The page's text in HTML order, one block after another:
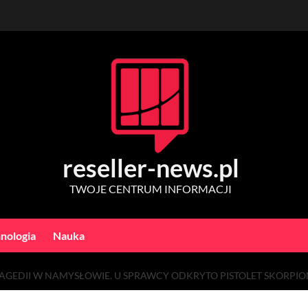
reseller-news.pl
TWOJE CENTRUM INFORMACJI
Nauka
W NAMYSŁOWIE. U SPRAWCY ODKRYTO PISTOLET